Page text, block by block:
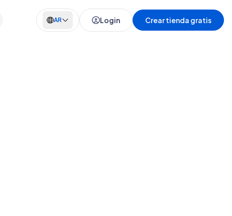
AR Login Crear tienda gratis